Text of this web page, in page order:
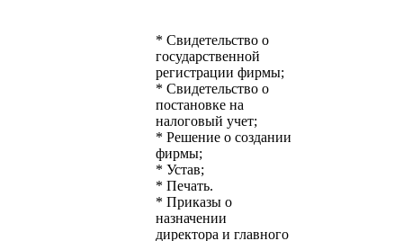
* Свидетельство о
государственной
регистрации фирмы;
* Свидетельство о
постановке на
налоговый учет;
* Решение о создании
фирмы;
* Устав;
* Печать.
* Приказы о
назначении
директора и главного